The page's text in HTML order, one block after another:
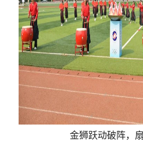
金狮跃动破阵，